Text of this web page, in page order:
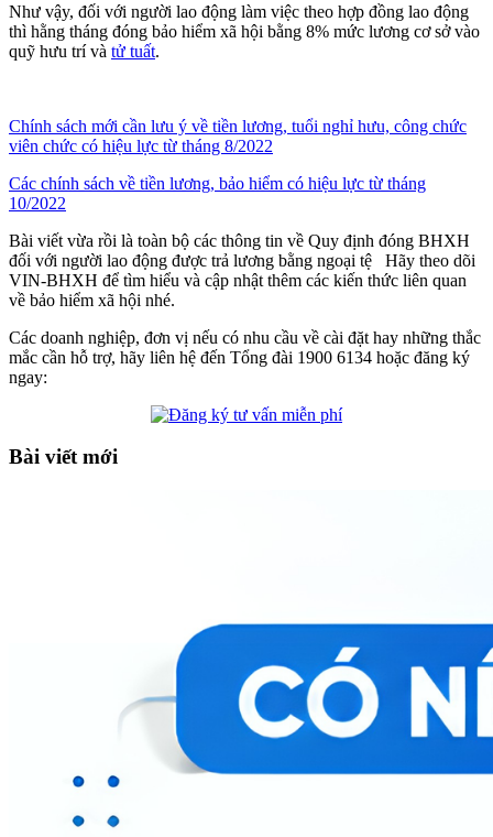
Như vậy, đối với người lao động làm việc theo hợp đồng lao động
thì hằng tháng đóng bảo hiểm xã hội bằng 8% mức lương cơ sở vào
quỹ hưu trí và tử tuất.
Chính sách mới cần lưu ý về tiền lương, tuổi nghỉ hưu, công chức
viên chức có hiệu lực từ tháng 8/2022
Các chính sách về tiền lương, bảo hiểm có hiệu lực từ tháng
10/2022
Bài viết vừa rồi là toàn bộ các thông tin về Quy định đóng BHXH
đối với người lao động được trả lương bằng ngoại tệ Hãy theo dõi
VIN-BHXH để tìm hiểu và cập nhật thêm các kiến thức liên quan
về bảo hiểm xã hội nhé.
Các doanh nghiệp, đơn vị nếu có nhu cầu về cài đặt hay những thắc
mắc cần hỗ trợ, hãy liên hệ đến Tổng đài 1900 6134 hoặc đăng ký
ngay:
Bài viết mới